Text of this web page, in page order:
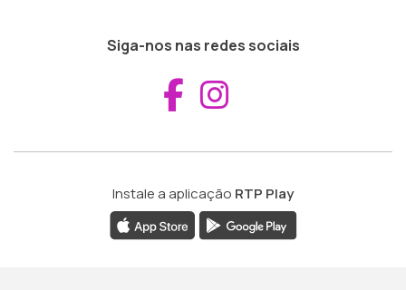
Siga-nos nas redes sociais
Aceder ao
Instale a aplicação RTP Play